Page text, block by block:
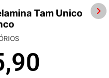
Tam Unico